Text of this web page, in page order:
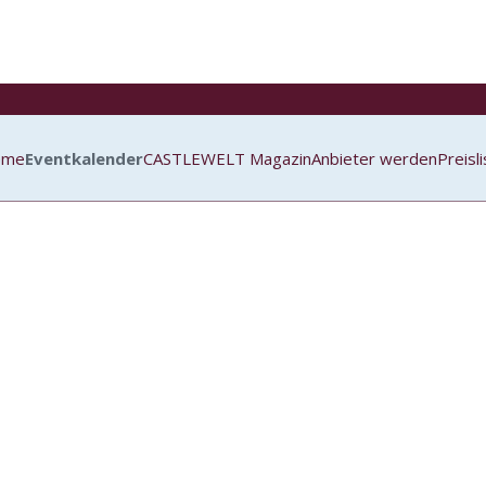
EventkalenderCASTLEWELT MagazinAnbieter werden